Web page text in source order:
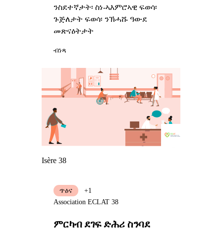
ንስደተኛታት፡ ስነ-ኣእምሮኣዊ ፍወሳ፡
ጉጅለታት ፍወሳ፡ ንኽሓሹ ዓውደ
መጽናዕትታት
ብነጻ
Isère 38
ምርካብ ደገፍ ድሕሪ ስንባደ
ጥዕና
+1
Association ECLAT 38